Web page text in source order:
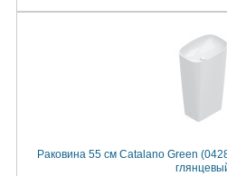
Раковина 55 см Catalano Green